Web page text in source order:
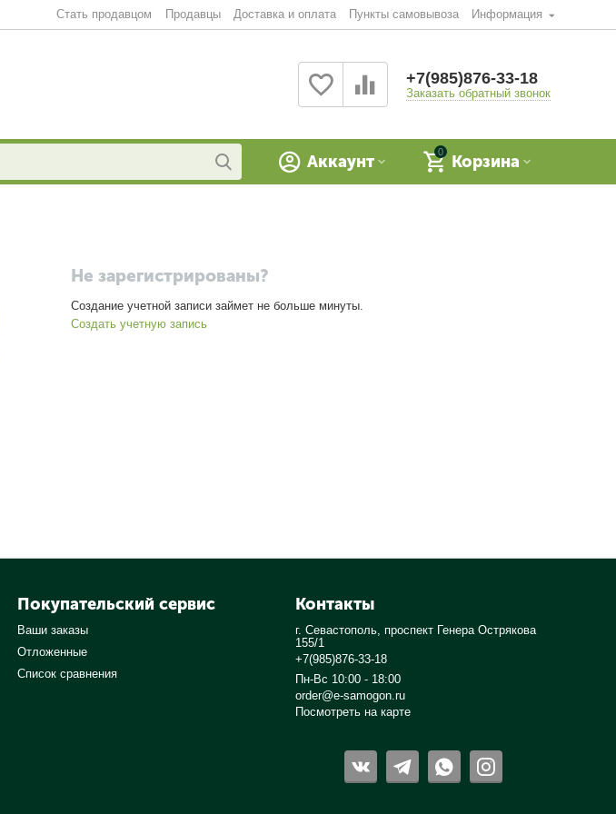
Стать продавцом Продавцы Доставка и оплата Пункты самовывоза Информация
+7(985)876-33-18
Заказать обратный звонок
0
Корзина
Аккаунт
Не зарегистрированы?
Создание учетной записи займет не больше минуты.
Создать учетную запись
Покупательский сервис
Ваши заказы
Отложенные
Список сравнения
Контакты
г. Севастополь, проспект Генера Острякова
155/1
+7(985)876-33-18
Пн-Вс 10:00 - 18:00
order@e-samogon.ru
Посмотреть на карте